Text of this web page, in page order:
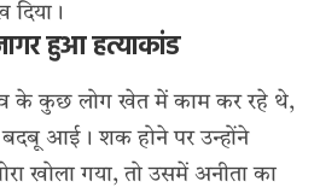
हुआ हत्याकांड
के कुछ लोग खेत में काम कर रहे थे,
आई। शक होने पर उन्होंने
खोला गया, तो उसमें अनीता का